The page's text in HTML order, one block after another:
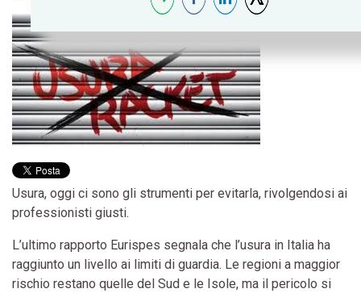
Usura, oggi ci sono gli strumenti per evitarla, rivolgendosi ai
professionisti giusti.
L’ultimo rapporto Eurispes segnala che l’usura in Italia ha
raggiunto un livello ai limiti di guardia. Le regioni a maggior
rischio restano quelle del Sud e le Isole, ma il pericolo si